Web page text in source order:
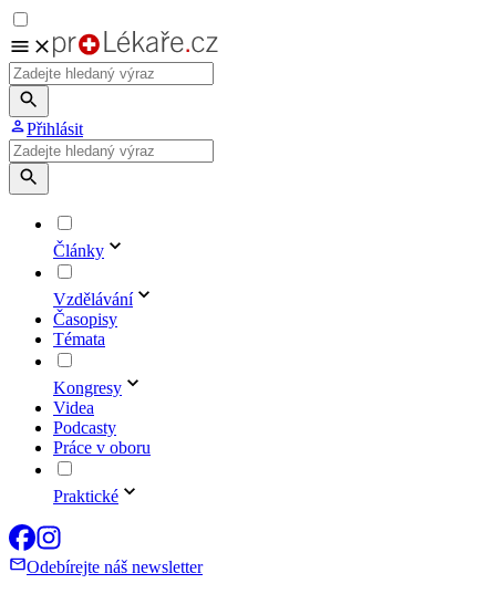
Přihlásit
Články
Vzdělávání
Časopisy
Témata
Kongresy
Videa
Podcasty
Práce v oboru
Praktické
Odebírejte náš newsletter